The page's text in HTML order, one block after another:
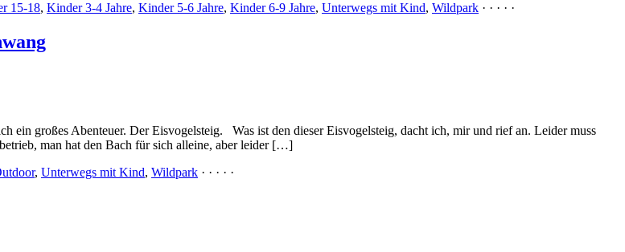
15-18, Kinder 3-4 Jahre, Kinder 5-6 Jahre, Kinder 6-9 Jahre, Unterwegs mit Kind, Wildpark · · · · ·
ein großes Abenteuer. Der Eisvogelsteig. Was ist den dieser Eisvogelsteig, dacht ich, mir und rief an. Leider muss
man hat den Bach für sich alleine, aber leider […]
, Unterwegs mit Kind, Wildpark · · · · ·